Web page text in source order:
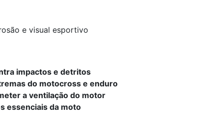
e visual esportivo
impactos e detritos
do motocross e enduro
a ventilação do motor
essenciais da moto